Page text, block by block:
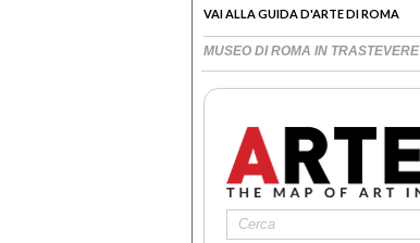
VAI ALLA GUIDA D'ARTE DI ROMA
MUSEO DI ROMA IN TRASTEVERE